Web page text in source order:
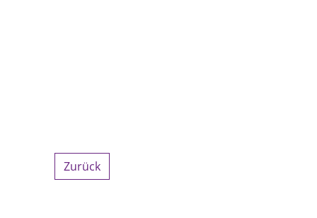
Zurück